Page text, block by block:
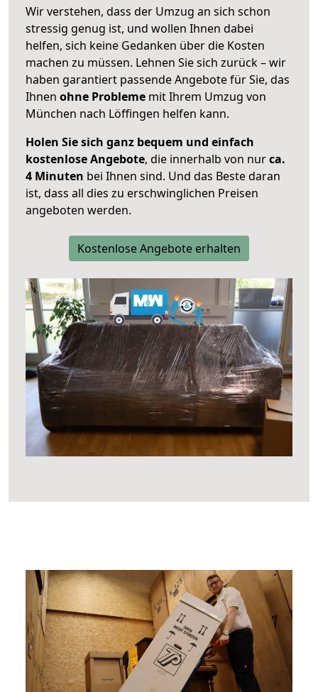
Wir verstehen, dass der Umzug an sich schon
stressig genug ist, und wollen Ihnen dabei
helfen, sich keine Gedanken über die Kosten
machen zu müssen. Lehnen Sie sich zurück – wir
haben garantiert passende Angebote für Sie, das
Ihnen ohne Probleme mit Ihrem Umzug von
München nach Löffingen helfen kann.
Holen Sie sich ganz bequem und einfach
kostenlose Angebote, die innerhalb von nurca.
4 Minuten bei Ihnen sind. Und das Beste daran
ist, dass all dies zu erschwinglichen Preisen
angeboten werden.
Kostenlose Angebote erhalten